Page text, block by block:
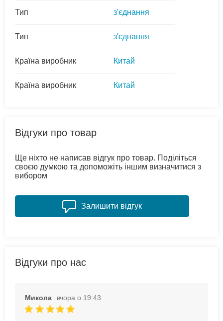
Тип з'єднання
Тип з'єднання
Країна виробник Китай
Країна виробник Китай
Відгуки про товар
Ще ніхто не написав відгук про товар. Поділіться
своєю думкою та допоможіть іншим визначитися з
вибором
Залишити відгук
Відгуки про нас
Микола вчора о 19:43